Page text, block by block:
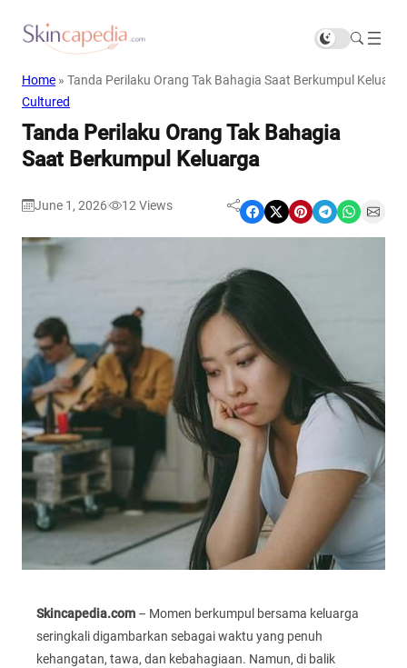
Home » Tanda Perilaku Orang Tak Bahagia Saat Berkumpul Keluarga
Cultured
Tanda Perilaku Orang Tak Bahagia
Saat Berkumpul Keluarga
June 1, 2026 12 Views Share on Facebook Share on X Share on Pinterest Share on Telegram Share on WhatsApp Share on Email
Skincapedia.com – Momen berkumpul bersama keluarga
seringkali digambarkan sebagai waktu yang penuh
kehangatan, tawa, dan kebahagiaan. Namun, di balik